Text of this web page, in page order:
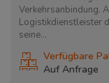
Verkehrsanbindung.
Logistikdienstleister
seine...
Verfügbare
Auf Anfrage